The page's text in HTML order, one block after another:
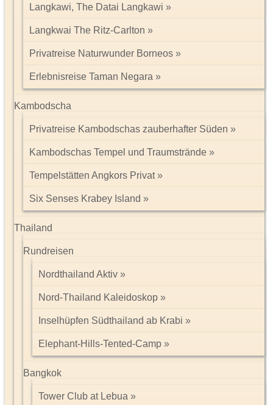
Langkawi, The Datai Langkawi
Langkwai The Ritz-Carlton
Privatreise Naturwunder Borneos
Erlebnisreise Taman Negara
Kambodscha
Privatreise Kambodschas zauberhafter Süden
Kambodschas Tempel und Traumstrände
Tempelstätten Angkors Privat
Six Senses Krabey Island
Thailand
Rundreisen
Nordthailand Aktiv
Nord-Thailand Kaleidoskop
Inselhüpfen Südthailand ab Krabi
Elephant-Hills-Tented-Camp
Bangkok
Tower Club at Lebua